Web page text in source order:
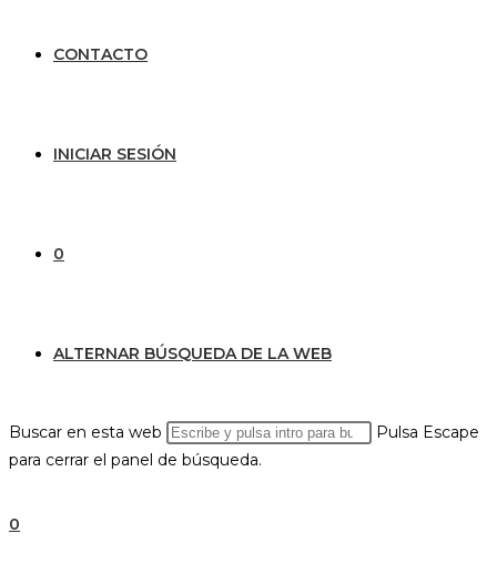
CONTACTO
INICIAR SESIÓN
0
ALTERNAR BÚSQUEDA DE LA WEB
Buscar en esta web
Pulsa Escape
para cerrar el panel de búsqueda.
0